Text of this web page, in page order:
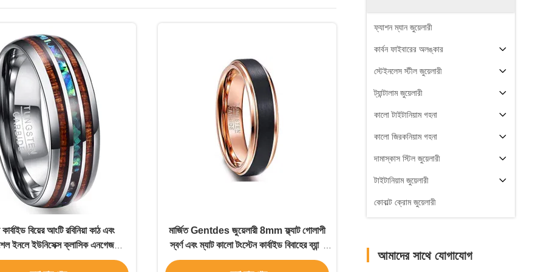
ফ্যাশন ম্যান জুয়েলারী
কার্বন ফাইবারের অলঙ্কার
স্টেইনলেস স্টীল জুয়েলারী
ট্যান্টালাম জুয়েলারী
কালো টাইটানিয়াম গহনা
কালো জিরকনিয়াম গহনা
দামাস্কাস স্টিল জুয়েলারী
টাইটানিয়াম জুয়েলারী
কোবাল্ট ক্রোম জুয়েলারী
আমাদের সাথে যোগাযোগ
বিয়ের আংটি রবিনিয়া কাঠ এবং
ইনলে ইউনিসেক্স ক্লাসিক এনগেজমেন্ট
উপহার
মার্জিত Gentdes জুয়েলারী 8mm ফ্ল্যাট গোলাপী
স্বর্ণ এবং ম্যাট কালো টংস্টেন কার্বাইড বিবাহের ব্যান্ড
রিং ইনলে প্রযুক্তি সেটিং জন্য